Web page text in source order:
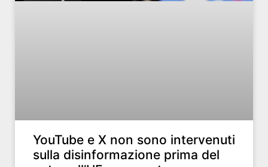
YouTube e X non sono intervenuti
sulla disinformazione prima del